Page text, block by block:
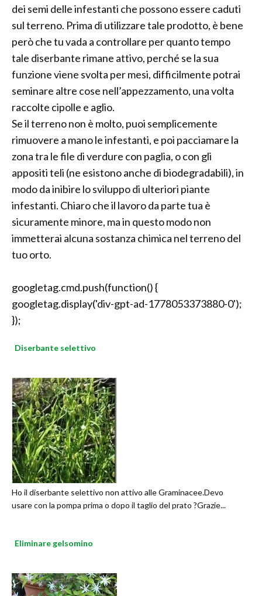
dei semi delle infestanti che possono essere caduti
sul terreno. Prima di utilizzare tale prodotto, è bene
però che tu vada a controllare per quanto tempo
tale diserbante rimane attivo, perché se la sua
funzione viene svolta per mesi, difficilmente potrai
seminare altre cose nell’appezzamento, una volta
raccolte cipolle e aglio.
Se il terreno non è molto, puoi semplicemente
rimuovere a mano le infestanti, e poi pacciamare la
zona tra le file di verdure con paglia, o con gli
appositi teli (ne esistono anche di biodegradabili), in
modo da inibire lo sviluppo di ulteriori piante
infestanti. Chiaro che il lavoro da parte tua è
sicuramente minore, ma in questo modo non
immetterai alcuna sostanza chimica nel terreno del
tuo orto.
googletag.cmd.push(function() {
googletag.display('div-gpt-ad-1778053373880-0');
});
Diserbante selettivo
Ho il diserbante selettivo non attivo alle Graminacee.Devo
usare con la pompa prima o dopo il taglio del prato ?Grazie...
Eliminare gelsomino